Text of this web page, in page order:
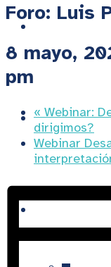
Sobre
Foro: Luis
8 mayo,
pm
« Webinar:
dirigimos?
Webinar